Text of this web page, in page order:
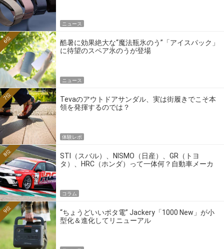
ニュース
酷暑に効果絶大な“魔法瓶氷のう”「アイスパック」
に待望のスペア氷のうが登場
6位
ニュース
Tevaのアウトドアサンダル、実は街履きでこそ本
領を発揮するのでは？
7位
体験レポ
STI（スバル）、NISMO（日産）、GR（トヨ
タ）、HRC（ホンダ）って一体何？自動車メーカ
8位
コラム
“ちょうどいいポタ電” Jackery「1000 New」が小
型化＆進化してリニューアル
9位